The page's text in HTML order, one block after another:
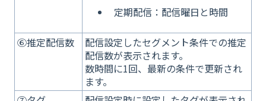
定期配信：配信曜日と時間
⑥推定配信数
配信設定したセグメント条件での推定
配信数が表示されます。
数時間に1回、最新の条件で更新され
ます。